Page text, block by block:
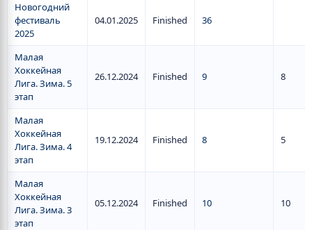
Новогодний
фестиваль
2025
04.01.2025 Finished 36
Малая
Хоккейная
Лига. Зима. 5
этап
26.12.2024 Finished 9 8
Малая
Хоккейная
Лига. Зима. 4
этап
19.12.2024 Finished 8 5
Малая
Хоккейная
Лига. Зима. 3
этап
05.12.2024 Finished 10 10